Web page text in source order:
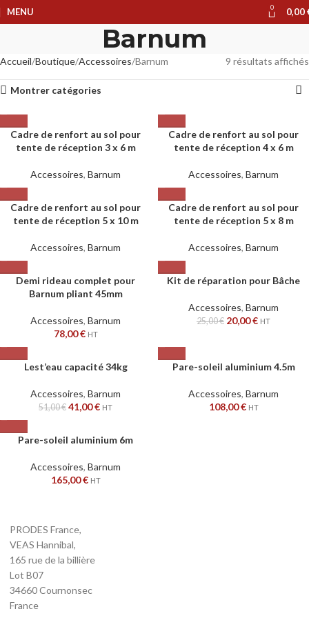
MENU 0 0,00
Barnum
Accueil Boutique Accessoires Barnum 9 résultats affichés
Montrer catégories
Cadre de renfort au sol pour
tente de réception 3 x 6 m
Accessoires, Barnum
Cadre de renfort au sol pour
tente de réception 4 x 6 m
Accessoires, Barnum
Cadre de renfort au sol pour
tente de réception 5 x 10 m
Accessoires, Barnum
Cadre de renfort au sol pour
tente de réception 5 x 8 m
Accessoires, Barnum
Demi rideau complet pour
Barnum pliant 45mm
Accessoires, Barnum
78,00€ HT
Kit de réparation pour Bâche
Accessoires, Barnum
25,00€ 20,00€ HT
Lest’eau capacité 34kg
Accessoires, Barnum
51,00€ 41,00€ HT
Pare-soleil aluminium 4.5m
Accessoires, Barnum
108,00€ HT
Pare-soleil aluminium 6m
Accessoires, Barnum
165,00€ HT
PRODES France,
VEAS Hannibal,
165 rue de la billière
Lot B07
34660 Cournonsec
France